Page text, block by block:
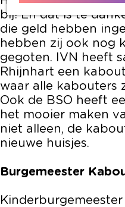
bij! En dat is te
die geld hebben
hebben zij ook nog
gegoten. IVN heeft
Rhijnhart een
waar alle kabouters
Ook de BSO heeft
het mooier maken
niet alleen, de
nieuwe huisjes.
Burgemeester